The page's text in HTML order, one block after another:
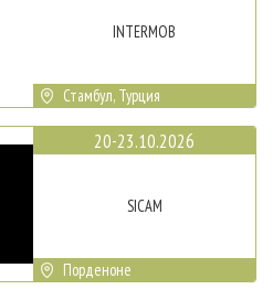
INTERMOB
Стамбул, Турция
20-23.10.2026
SICAM
Порденоне